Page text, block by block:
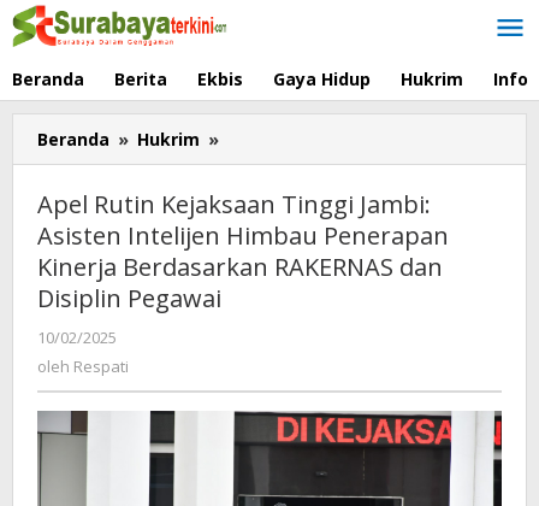
Lewati
ke
Beranda Berita Ekbis Gaya Hidup Hukrim Info
Beranda » Hukrim »
Rutin
Tinggi
Jambi:
Asisten
Berdasarkan
RAKERNAS
dan
Pegawai
Apel Rutin Kejaksaan Tinggi Jambi:
Asisten Intelijen Himbau Penerapan
Kinerja Berdasarkan RAKERNAS dan
Disiplin Pegawai
10/02/2025
oleh Respati